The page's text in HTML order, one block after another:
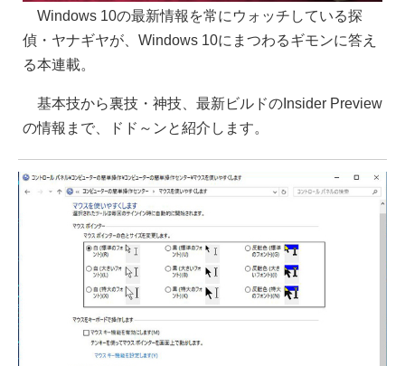
Windows 10の最新情報を常にウォッチしている探
偵・ヤナギヤが、Windows 10にまつわるギモンに答え
る本連載。
基本技から裏技・神技、最新ビルドのInsider Preview
の情報まで、ドド～ンと紹介します。